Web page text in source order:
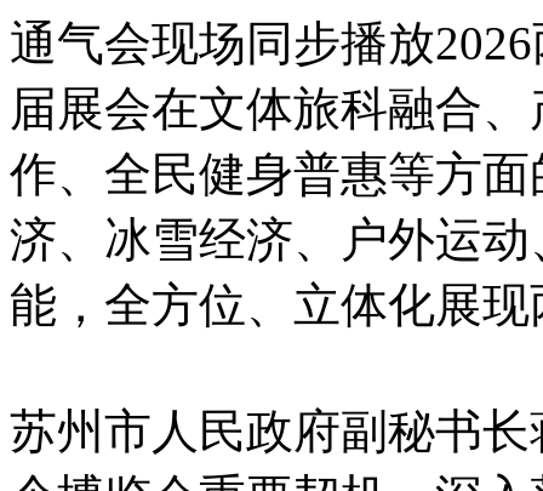
通气会现场同步播放
届展会在文体旅科融合
作、全民健身普惠等方
济、冰雪经济、户外运
能，全方位、立体化展
苏州市人民政府副秘书